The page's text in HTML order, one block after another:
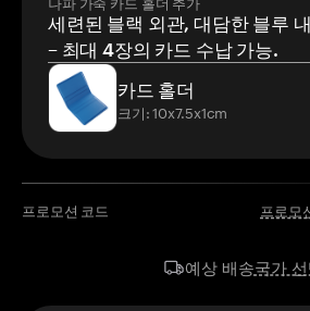
세련된 블랙 외관, 대담한 블루
– 최대 4장의 카드 수납 가능.
카드 홀더
크기: 10x7.5x1cm
프로모션 코드 프로모
예상 배송국가 선